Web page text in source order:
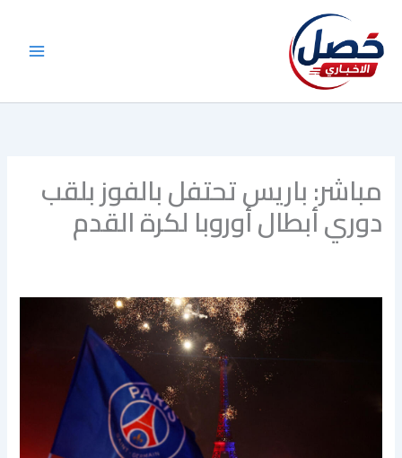
المحتوى
مباشر: باريس تحتفل بالفوز بلقب
دوري أبطال أوروبا لكرة القدم